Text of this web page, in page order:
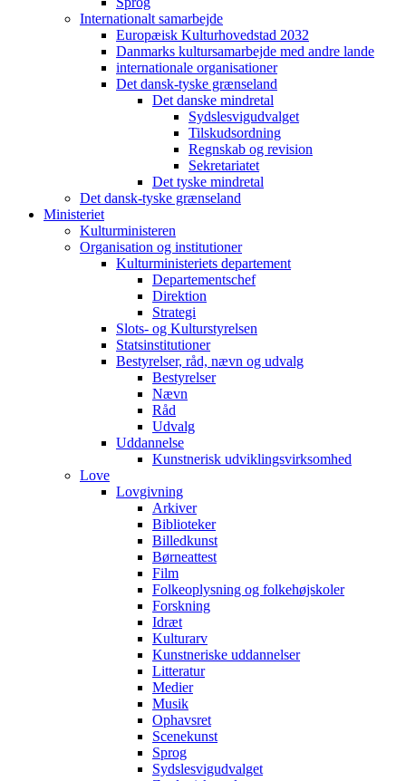
Internationalt samarbejde
Europæisk Kulturhovedstad 2032
Danmarks kultursamarbejde med andre lande
internationale organisationer
Det dansk-tyske grænseland
Det danske mindretal
Sydslesvigudvalget
Tilskudsordning
Regnskab og revision
Sekretariatet
Det tyske mindretal
Det dansk-tyske grænseland
Ministeriet
Kulturministeren
Organisation og institutioner
Kulturministeriets departement
Departementschef
Direktion
Strategi
Slots- og Kulturstyrelsen
Statsinstitutioner
Bestyrelser, råd, nævn og udvalg
Bestyrelser
Nævn
Råd
Udvalg
Uddannelse
Kunstnerisk udviklingsvirksomhed
Love
Lovgivning
Arkiver
Biblioteker
Billedkunst
Børneattest
Film
Folkeoplysning og folkehøjskoler
Forskning
Idræt
Kulturarv
Kunstneriske uddannelser
Litteratur
Medier
Musik
Ophavsret
Scenekunst
Sprog
Sydslesvigudvalget